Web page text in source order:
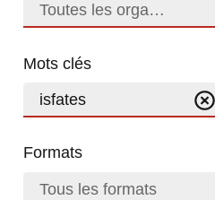
Toutes les organisations
Mots clés
isfates
Formats
Tous les formats